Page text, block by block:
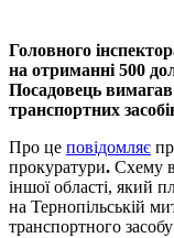
Головного
на отриманні 500
Посадовець
транспортних
Про це повідомляє
прокуратури. Схему
іншої області, який
на Тернопільській
транспортного